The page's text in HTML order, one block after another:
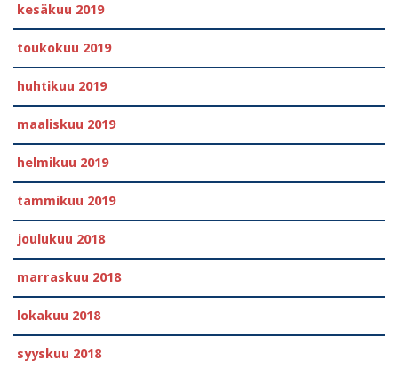
kesäkuu 2019
toukokuu 2019
huhtikuu 2019
maaliskuu 2019
helmikuu 2019
tammikuu 2019
joulukuu 2018
marraskuu 2018
lokakuu 2018
syyskuu 2018